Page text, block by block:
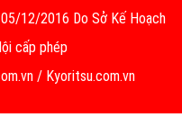
12/2016 Do Sở Kế Hoạch
cấp phép
/ Kyoritsu.com.vn